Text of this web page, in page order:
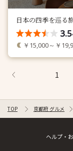
日本の四季を巡る
￥15,000～￥
1
TOP 京都府 グルメ
ヘルプ・